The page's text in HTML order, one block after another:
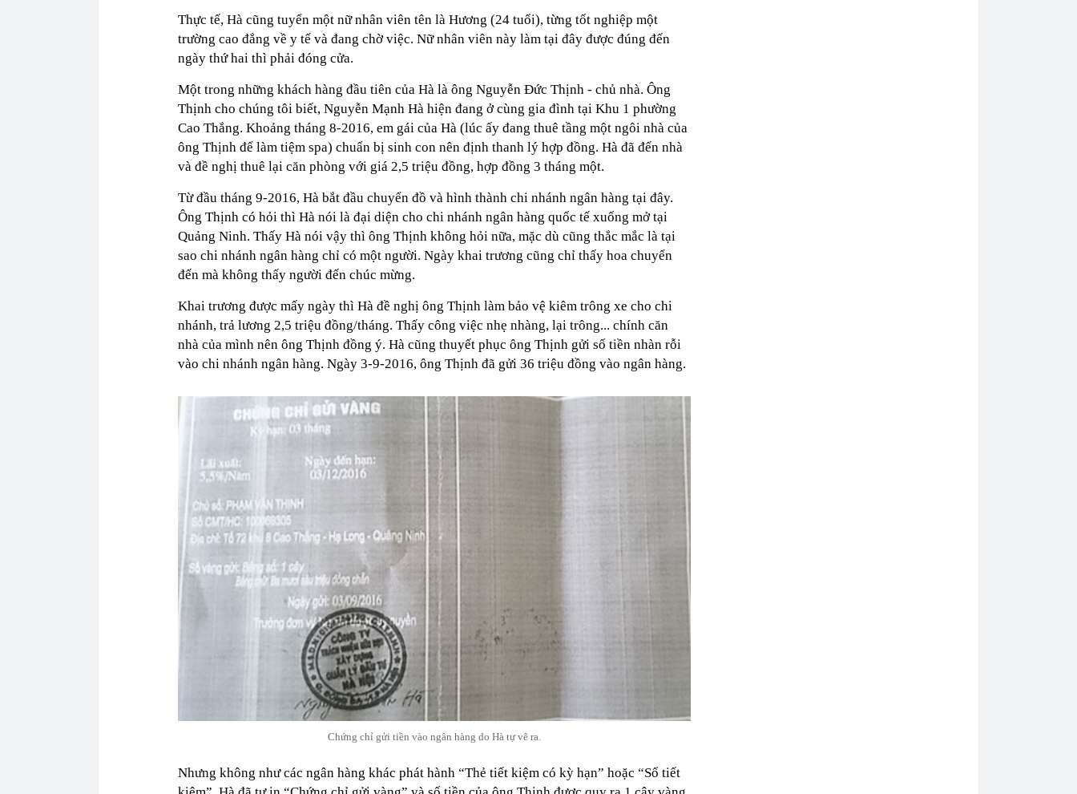
Thực tế, Hà cũng tuyển một nữ nhân viên tên là Hương (24 tuổi), từng tốt nghiệp một
trường cao đẳng về y tế và đang chờ việc. Nữ nhân viên này làm tại đây được đúng đến
ngày thứ hai thì phải đóng cửa.
Một trong những khách hàng đầu tiên của Hà là ông Nguyễn Đức Thịnh - chủ nhà. Ông
Thịnh cho chúng tôi biết, Nguyễn Mạnh Hà hiện đang ở cùng gia đình tại Khu 1 phường
Cao Thắng. Khoảng tháng 8-2016, em gái của Hà (lúc ấy đang thuê tầng một ngôi nhà của
ông Thịnh để làm tiệm spa) chuẩn bị sinh con nên định thanh lý hợp đồng. Hà đã đến nhà
và đề nghị thuê lại căn phòng với giá 2,5 triệu đồng, hợp đồng 3 tháng một.
Từ đầu tháng 9-2016, Hà bắt đầu chuyển đồ và hình thành chi nhánh ngân hàng tại đây.
Ông Thịnh có hỏi thì Hà nói là đại diện cho chi nhánh ngân hàng quốc tế xuống mở tại
Quảng Ninh. Thấy Hà nói vậy thì ông Thịnh không hỏi nữa, mặc dù cũng thắc mắc là tại
sao chi nhánh ngân hàng chỉ có một người. Ngày khai trương cũng chỉ thấy hoa chuyển
đến mà không thấy người đến chúc mừng.
Khai trương được mấy ngày thì Hà đề nghị ông Thịnh làm bảo vệ kiêm trông xe cho chi
nhánh, trả lương 2,5 triệu đồng/tháng. Thấy công việc nhẹ nhàng, lại trông... chính căn
nhà của mình nên ông Thịnh đồng ý. Hà cũng thuyết phục ông Thịnh gửi số tiền nhàn rỗi
vào chi nhánh ngân hàng. Ngày 3-9-2016, ông Thịnh đã gửi 36 triệu đồng vào ngân hàng.
Chứng chỉ gửi tiền vào ngân hàng do Hà tự vẽ ra.
Nhưng không như các ngân hàng khác phát hành “Thẻ tiết kiệm có kỳ hạn” hoặc “Sổ tiết